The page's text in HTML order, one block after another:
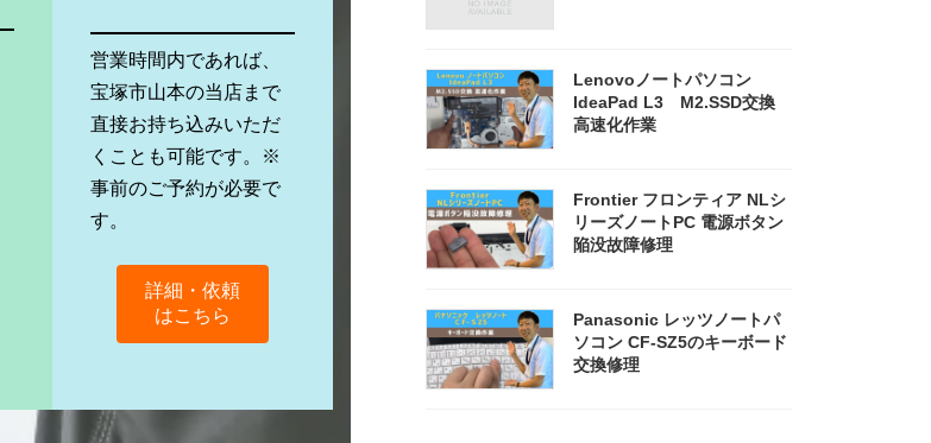
営業時間内であれば、
宝塚市山本の当店まで
直接お持ち込みいただ
くことも可能です。※
事前のご予約が必要で
す。
詳細・依頼
はこちら
Lenovoノートパソコン
IdeaPad L3 M2.SSD交換
高速化作業
Frontier フロンティア NLシ
リーズノートPC 電源ボタン
陥没故障修理
Panasonic レッツノートパ
ソコン CF-SZ5のキーボード
交換修理